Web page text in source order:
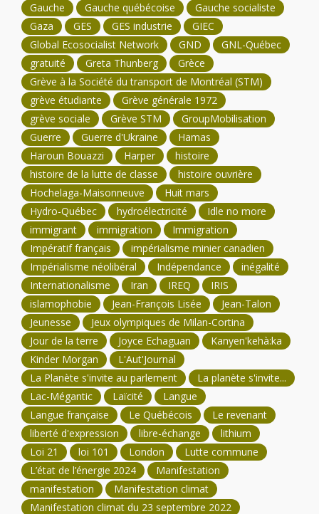
Gauche
Gauche québécoise
Gauche socialiste
Gaza
GES GES industrie
GIEC
Global Ecosocialist Network
GND
GNL-Québec
gratuité
Greta Thunberg
Grèce
Grève à la Société du transport de Montréal (STM)
grève étudiante
Grève générale 1972
grève sociale
Grève STM
GroupMobilisation
Guerre
Guerre d'Ukraine
Hamas
Haroun Bouazzi
Harper
histoire
histoire de la lutte de classe
histoire ouvrière
Hochelaga-Maisonneuve
Huit mars
Hydro-Québec
hydroélectricité
Idle no more
immigrant
immigration
Immigration
Impératif français
impérialisme minier canadien
Impérialisme néolibéral
Indépendance
inégalité
Internationalisme
Iran IREQ
IRIS
islamophobie
Jean-François Lisée
Jean-Talon
Jeunesse
Jeux olympiques de Milan-Cortina
Jour de la terre
Joyce Echaguan
Kanyen'kehà:ka
Kinder Morgan
L'Aut'Journal
La Planète s'invite au parlement
La planète s'invite...
Lac-Mégantic
Laïcité
Langue
Langue française
Le Québécois
Le revenant
liberté d'expression
libre-échange
lithium
Loi 21
loi 101 London
Lutte commune
L’état de l’énergie 2024
Manifestation
manifestation
Manifestation climat
Manifestation climat du 23 septembre 2022